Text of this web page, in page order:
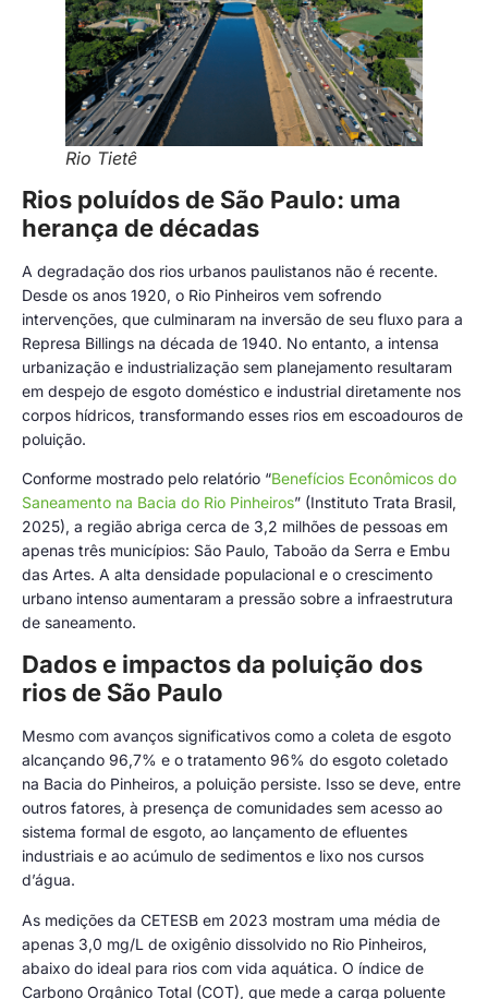
Rio Tietê
Rios poluídos de São Paulo: uma
herança de décadas
A degradação dos rios urbanos paulistanos não é recente.
Desde os anos 1920, o Rio Pinheiros vem sofrendo
intervenções, que culminaram na inversão de seu fluxo para a
Represa Billings na década de 1940. No entanto, a intensa
urbanização e industrialização sem planejamento resultaram
em despejo de esgoto doméstico e industrial diretamente nos
corpos hídricos, transformando esses rios em escoadouros de
poluição.
Conforme mostrado pelo relatório “Benefícios Econômicos do
Saneamento na Bacia do Rio Pinheiros” (Instituto Trata Brasil,
2025), a região abriga cerca de 3,2 milhões de pessoas em
apenas três municípios: São Paulo, Taboão da Serra e Embu
das Artes. A alta densidade populacional e o crescimento
urbano intenso aumentaram a pressão sobre a infraestrutura
de saneamento.
Dados e impactos da poluição dos
rios de São Paulo
Mesmo com avanços significativos como a coleta de esgoto
alcançando 96,7% e o tratamento 96% do esgoto coletado
na Bacia do Pinheiros, a poluição persiste. Isso se deve, entre
outros fatores, à presença de comunidades sem acesso ao
sistema formal de esgoto, ao lançamento de efluentes
industriais e ao acúmulo de sedimentos e lixo nos cursos
d’água.
As medições da CETESB em 2023 mostram uma média de
apenas 3,0 mg/L de oxigênio dissolvido no Rio Pinheiros,
abaixo do ideal para rios com vida aquática. O índice de
Carbono Orgânico Total (COT), que mede a carga poluente